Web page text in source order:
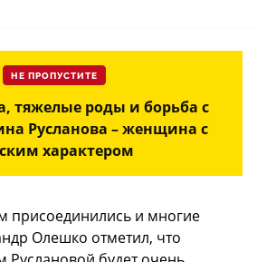
НЕ ПРОПУСТИТЕ
тяжелые роды и борьба с
Русланова – женщина с
характером
присоединились и многие
Олешко отметил, что